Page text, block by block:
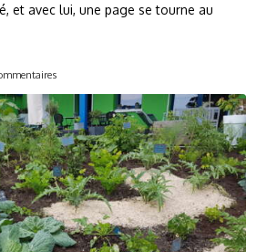
et avec lui, une page se tourne au